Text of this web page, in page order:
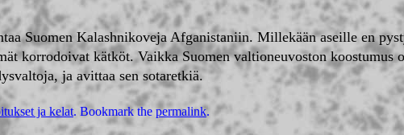
Suomen Kalashnikoveja Afganistaniin. Millekään aseille en
korrodoivat kätköt. Vaikka Suomen valtioneuvoston koostumus
ja avittaa sen sotaretkiä.
ja kelat. Bookmark the permalink.